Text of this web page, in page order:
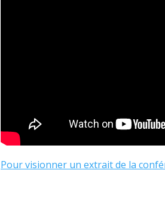
Pour visionner un extrait de la